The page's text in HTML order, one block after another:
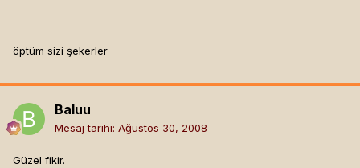
öptüm sizi şekerler
Baluu
Mesaj tarihi: Ağustos 30, 2008
Güzel fikir.